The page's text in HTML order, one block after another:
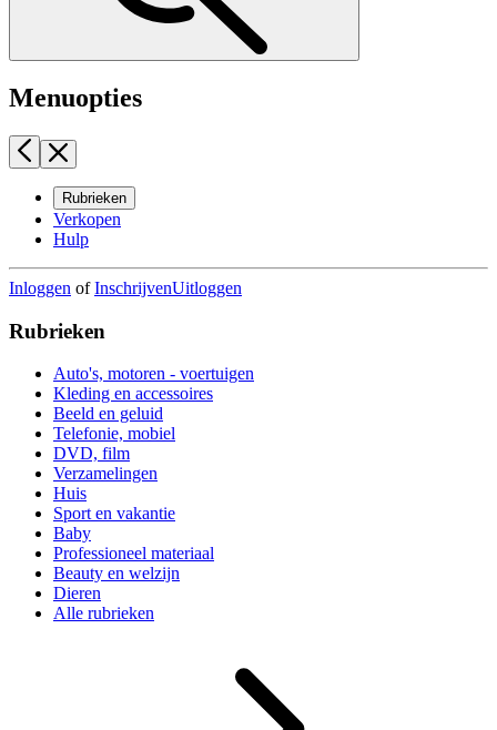
Menuopties
Rubrieken
Verkopen
Hulp
Inloggen ofInschrijvenUitloggen
Rubrieken
Auto's, motoren - voertuigen
Kleding en accessoires
Beeld en geluid
Telefonie, mobiel
DVD, film
Verzamelingen
Huis
Sport en vakantie
Baby
Professioneel materiaal
Beauty en welzijn
Dieren
Alle rubrieken